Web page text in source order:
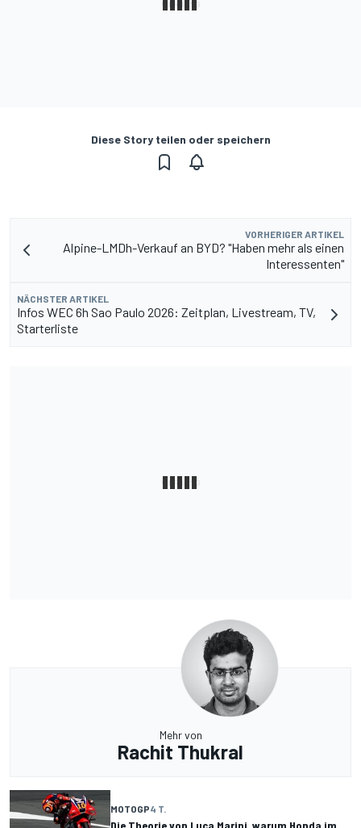
Diese Story teilen oder speichern
VORHERIGER ARTIKEL
Alpine-LMDh-Verkauf an BYD? "Haben mehr als einen
Interessenten"
NÄCHSTER ARTIKEL
Infos WEC 6h Sao Paulo 2026: Zeitplan, Livestream, TV,
Starterliste
Mehr von
Rachit Thukral
MOTOGP4 T.